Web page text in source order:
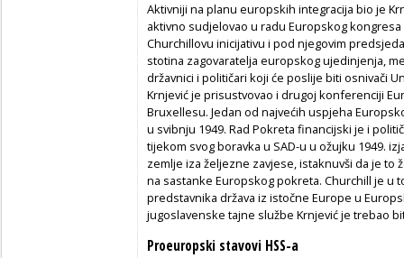
Aktivniji na planu europskih integracija bio je
aktivno sudjelovao u radu Europskog
Churchillovu inicijativu i pod njegovim
stotina zagovaratelja europskog ujedinjenja,
državnici i političari koji će poslije biti osnivači
Krnjević je prisustvovao i drugoj konferenciji
Bruxellesu. Jedan od najvećih uspjeha
u svibnju 1949. Rad Pokreta financijski je i
tijekom svog boravka u SAD-u u ožujku 1949.
zemlje iza željezne zavjese, istaknuvši da je to
na sastanke Europskog pokreta. Churchill je u
predstavnika država iz istočne Europe u
jugoslavenske tajne službe Krnjević je trebao
Proeuropski stavovi HSS-a